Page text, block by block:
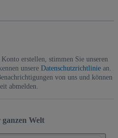
erstellen, stimmen Sie unseren
unsere Datenschutzrichtliniean.
von uns und können
abmelden.
Welt